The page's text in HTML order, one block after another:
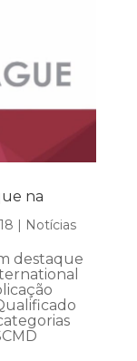
na
| Notícias
destaque